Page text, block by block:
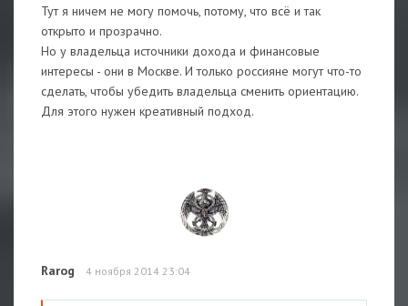
Тут я ничем не могу помочь, потому, что всё и так
открыто и прозрачно.
Но у владельца источники дохода и финансовые
интересы - они в Москве. И только россияне могут что-то
сделать, чтобы убедить владельца сменить ориентацию.
Для этого нужен креативный подход.
Rarog 4 ноября 2014 23:04